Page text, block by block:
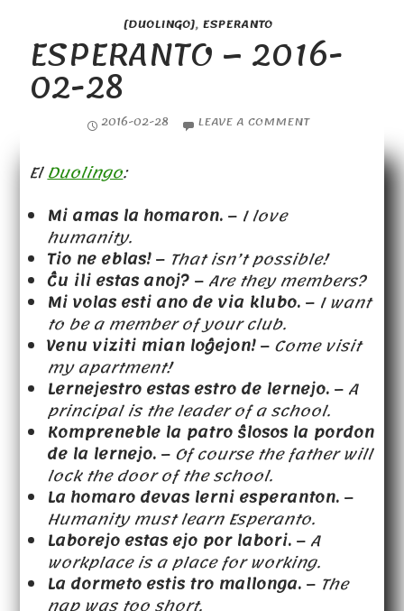
[DUOLINGO], ESPERANTO
ESPERANTO – 2016-
02-28
2016-02-28 LEAVE A COMMENT
ElDuolingo:
Mi amas la homaron.– I love
humanity.
Tio ne eblas!– That isn’t possible!
Ĉu ili estas anoj?–Are they members?
Mi volas esti ano de via klubo.– I want
to be a member of your club.
Venu viziti mian loĝejon!–Come visit
my apartment!
Lernejestro estas estro de lernejo.–A
principal is the leader of a school.
Kompreneble la patro ŝlosos la pordon
de la lernejo.–Of course the father will
lock the door of the school.
La homaro devas lerni esperanton.–
Humanity must learn Esperanto.
Laborejo estas ejo por labori.–A
workplace is a place for working.
La dormeto estis tro mallonga.– The